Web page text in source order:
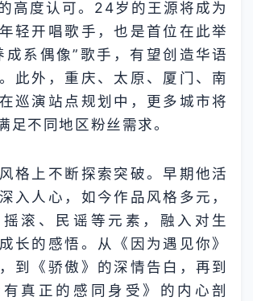
高度认可。24岁的王源将成为
轻开唱歌手，也是首位在此举
成系偶像”歌手，有望创造华语
此外，重庆、太原、厦门、南
巡演站点规划中，更多城市将
足不同地区粉丝需求。
格上不断探索突破。早期他活
入人心，如今作品风格多元，
滚、民谣等元素，融入对生
长的感悟。从《因为遇见你》
到《骄傲》的深情告白，再到
有真正的感同身受》的内心剖